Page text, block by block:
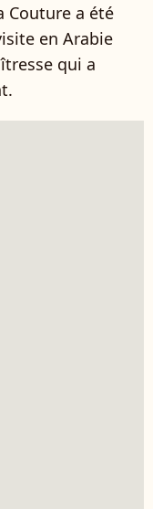
Couture a été
en Arabie
qui a